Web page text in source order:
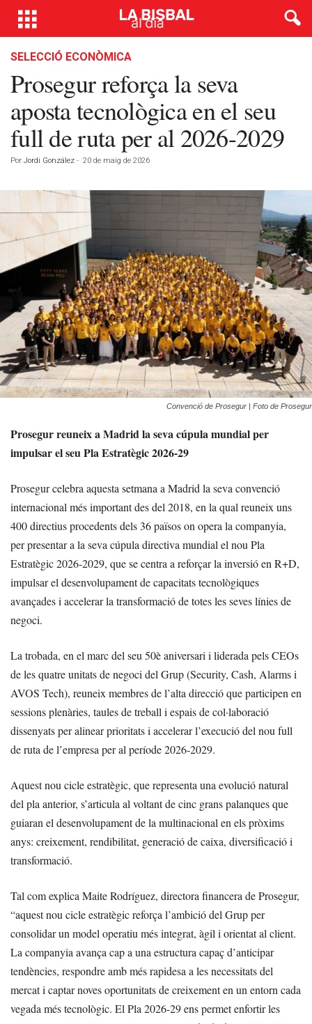
SELECCIÓ ECONÒMICA
Prosegur reforça la seva
aposta tecnològica en el seu
full de ruta per al 2026-2029
Por Jordi González - 20 de maig de 2026
Convenció de Prosegur | Foto de Prosegur
Prosegur reuneix a Madrid la seva cúpula mundial per
impulsar el seu Pla Estratègic 2026-29
Prosegur celebra aquesta setmana a Madrid la seva convenció
internacional més important des del 2018, en la qual reuneix uns
400 directius procedents dels 36 països on opera la companyia,
per presentar a la seva cúpula directiva mundial el nou Pla
Estratègic 2026-2029, que se centra a reforçar la inversió en R+D,
impulsar el desenvolupament de capacitats tecnològiques
avançades i accelerar la transformació de totes les seves línies de
negoci.
La trobada, en el marc del seu 50è aniversari i liderada pels CEOs
de les quatre unitats de negoci del Grup (Security, Cash, Alarms i
AVOS Tech), reuneix membres de l’alta direcció que participen en
sessions plenàries, taules de treball i espais de col·laboració
dissenyats per alinear prioritats i accelerar l’execució del nou full
de ruta de l’empresa per al període 2026-2029.
Aquest nou cicle estratègic, que representa una evolució natural
del pla anterior, s’articula al voltant de cinc grans palanques que
guiaran el desenvolupament de la multinacional en els pròxims
anys: creixement, rendibilitat, generació de caixa, diversificació i
transformació.
Tal com explica Maite Rodríguez, directora financera de Prosegur,
“aquest nou cicle estratègic reforça l’ambició del Grup per
consolidar un model operatiu més integrat, àgil i orientat al client.
La companyia avança cap a una estructura capaç d’anticipar
tendències, respondre amb més rapidesa a les necessitats del
mercat i captar noves oportunitats de creixement en un entorn cada
vegada més tecnològic. El Pla 2026-29 ens permet enfortir les